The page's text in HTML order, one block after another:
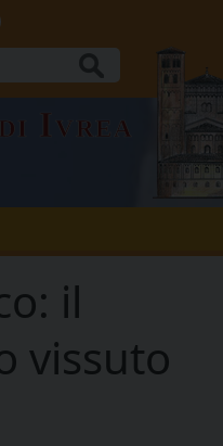
Ivrea
il
vissuto